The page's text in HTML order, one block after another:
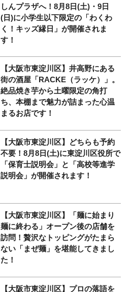
しんプラザへ！8月8日(土)・9日
(日)に小学生以下限定の「わくわ
く！キッズ縁日」が開催されま
す！
【大阪市東淀川区】井高野にある
街の酒屋「RACKE（ラッケ）」。
絶品焼き芋から土曜限定の角打
ち、本棚まで魅力が詰まった心温
まるお店です！
【大阪市東淀川区】どちらも予約
不要！8月8日(土)に東淀川区役所で
「保育士説明会」と「高校等進学
説明会」が開催されます！
【大阪市東淀川区】「麺に始まり
麺に終わる」オープン後の店舗を
訪問！贅沢なトッピングがたまら
ない「まぜ麺」を堪能してきまし
た！
【大阪市東淀川区】プロの落語を